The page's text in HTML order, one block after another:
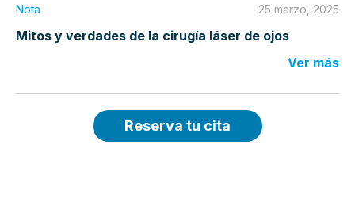
Nota 25 marzo, 2025
Mitos y verdades de la cirugía láser de ojos
Ver más
Reserva tu cita